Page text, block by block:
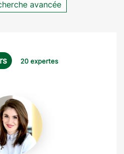
avancée
20 expertes
Celine
Parsoud